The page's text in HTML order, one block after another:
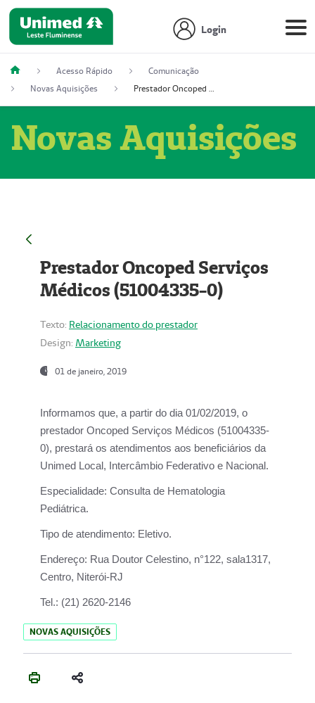
Login
Acesso Rápido
Comunicação
Novas Aquisições
Prestador Oncoped Serviços Médicos (51004335-0)
Novas Aquisições
Prestador Oncoped Serviços
Médicos (51004335-0)
Texto: Relacionamento do prestador
Design: Marketing
01 de janeiro, 2019
Informamos que, a partir do dia 01/02/2019, o
prestador Oncoped Serviços Médicos (51004335-
0), prestará os atendimentos aos beneficiários da
Unimed Local, Intercâmbio Federativo e Nacional.
Especialidade: Consulta de Hematologia
Pediátrica.
Tipo de atendimento: Eletivo.
Endereço: Rua Doutor Celestino, n°122, sala1317,
Centro, Niterói-RJ
Tel.: (21) 2620-2146
NOVAS AQUISIÇÕES